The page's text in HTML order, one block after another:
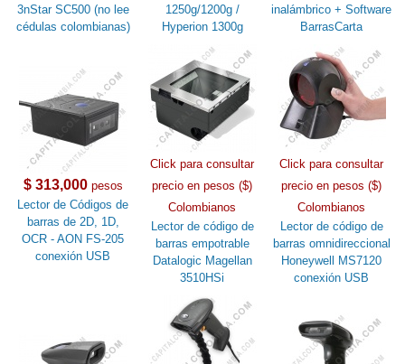
3nStar SC500 (no lee
cédulas colombianas)
1250g/1200g /
Hyperion 1300g
inalámbrico + Software
BarrasCarta
$ 313,000pesos
Lector de Códigos de
barras de 2D, 1D,
OCR - AON FS-205
conexión USB
Click para consultar
precio en pesos ($)
Colombianos
Lector de código de
barras empotrable
Datalogic Magellan
3510HSi
Click para consultar
precio en pesos ($)
Colombianos
Lector de código de
barras omnidireccional
Honeywell MS7120
conexión USB